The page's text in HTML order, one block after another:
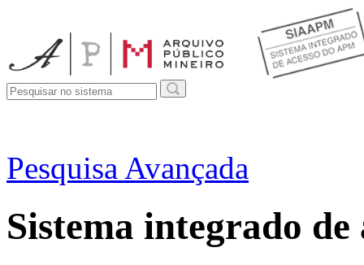
Pesquisa Avançada
Sistema integrado de